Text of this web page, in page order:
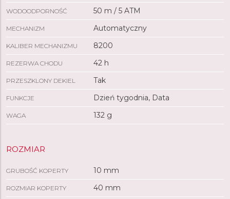
WODOODPORNOŚĆ 50 m / 5 ATM
MECHANIZM Automatyczny
KALIBER MECHANIZMU 8200
REZERWA CHODU 42 h
PRZESZKLONY DEKIEL Tak
FUNKCJE Dzień tygodnia, Data
WAGA 132 g
ROZMIAR
GRUBOŚĆ KOPERTY 10 mm
ROZMIAR KOPERTY 40 mm